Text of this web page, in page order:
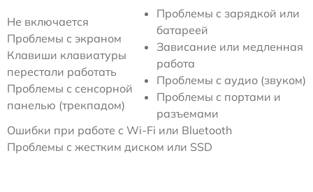
Не включается
Проблемы с экраном
Клавиши клавиатуры
перестали работать
Проблемы с сенсорной
панелью (трекпадом)
Проблемы с зарядкой или
батареей
Зависание или медленная
работа
Проблемы с аудио (звуком)
Проблемы с портами и
разъемами
Ошибки при работе с Wi-Fi или Bluetooth
Проблемы с жестким диском или SSD